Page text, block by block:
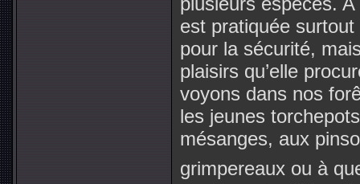
est pratiquée
pour la sécurité,
plaisirs qu’elle
voyons dans nos
les jeunes
mésanges, aux
grimpereaux ou à